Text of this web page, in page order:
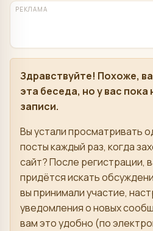
РЕКЛАМА
Здравствуйте! Похоже,
эта беседа, но у вас пока
записи.
Вы устали просматривать
посты каждый раз, когда
сайт? После регистрации,
придётся искать
вы принимали участие,
уведомления о новых
вам это удобно (по